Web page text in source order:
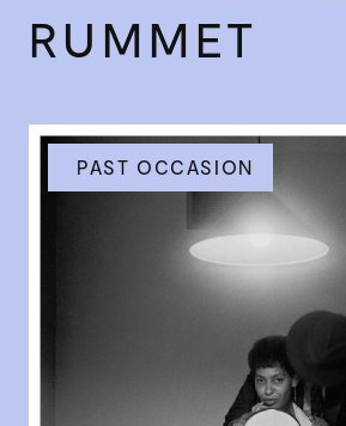
RUMMET
PAST OCCASION